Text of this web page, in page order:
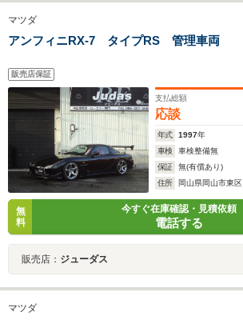
マツダ
アンフィニRX-7 タイプRS 管理車両
販売店保証
支払総額
応談
年式 1997年
車検
車検整備無
保証
無(有償あり)
住所
岡山県岡山市東区
無
料
今すぐ在庫確認・見積依頼
電話する
販売店： ジューダス
マツダ